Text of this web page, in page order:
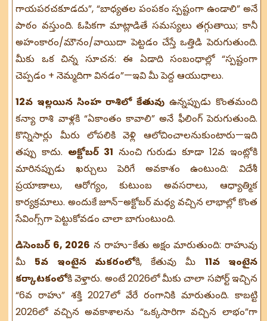
గాయపరచకూడదు”, “బాధ్యతల పంపకం స్పష్టంగా ఉండాలి” అనే
పాఠం వస్తుంది. ఓపికగా మాట్లాడితే సమస్యలు తగ్గుతాయి; కానీ
అహంకారం/మౌనం/వాయిదా పెట్టడం చేస్తే ఒత్తిడి పెరుగుతుంది.
మీకు ఒక చిన్న సూచన: ఈ ఏడాది సంబంధాల్లో “స్పష్టంగా
చెప్పడం + నెమ్మదిగా వినడం”—ఇవి మీ పెద్ద ఆయుధాలు.
12వ ఇల్లయిన సింహ రాశిలో కేతువుఉన్నప్పుడు కొంతమంది
కన్యా రాశి వాళ్లకి “ఏకాంతం కావాలి” అనే ఫీలింగ్ పెరుగుతుంది.
కొన్నిసార్లు మీరు లోపలికి వెళ్లి ఆలోచించాలనుకుంటారు—ఇది
తప్పు కాదు. అక్టోబర్ 31 నుంచి గురుడు కూడా 12వ ఇంట్లోకి
మారినప్పుడు ఖర్చులు పెరిగే అవకాశం ఉంటుంది: విదేశీ
ప్రయాణాలు, ఆరోగ్యం, కుటుంబ అవసరాలు, ఆధ్యాత్మిక
కార్యక్రమాలు. అందుకే జూన్–అక్టోబర్ మధ్య వచ్చిన లాభాల్లో కొంత
సేవింగ్స్‌గా పెట్టుకోవడం చాలా బాగుంటుంది.
డిసెంబర్ 6, 2026 న రాహు-కేతు అక్షం మారుతుంది: రాహువు
మీ 5వ ఇంటైన మకరంలోకి, కేతువు మీ 11వ ఇంటైన
కర్కాటకంలోకి వెళ్తారు. అంటే 2026లో మీకు చాలా సపోర్ట్ ఇచ్చిన
“6వ రాహు” శక్తి 2027లో వేరే రంగానికి మారుతుంది. కాబట్టి
2026లో వచ్చిన అవకాశాలను “ఒక్కసారిగా వచ్చిన లాభం”గా